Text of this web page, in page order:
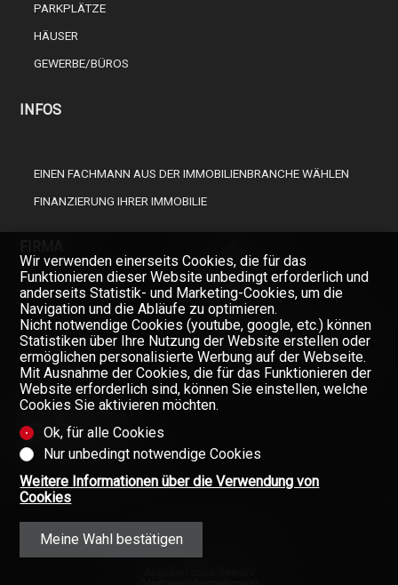
PARKPLÄTZE
HÄUSER
GEWERBE/BÜROS
INFOS
EINEN FACHMANN AUS DER IMMOBILIENBRANCHE WÄHLEN
FINANZIERUNG IHRER IMMOBILIE
TEAM
ÜBER UNS
GAZETTE
KONTAKT
Verpassen Sie keine Objekte,
melden Sie sich kostenlos an.
Newsletter
Wir verwenden einerseits Cookies, die für das
Funktionieren dieser Website unbedingt erforderlich und
anderseits Statistik- und Marketing-Cookies, um die
Navigation und die Abläufe zu optimieren.
Nicht notwendige Cookies (youtube, google, etc.) können
Statistiken über Ihre Nutzung der Website erstellen oder
ermöglichen personalisierte Werbung auf der Webseite.
Mit Ausnahme der Cookies, die für das Funktionieren der
Website erforderlich sind, können Sie einstellen, welche
Cookies Sie aktivieren möchten.
Ok, für alle Cookies
Nur unbedingt notwendige Cookies
Weitere Informationen über die Verwendung von
Cookies
Meine Wahl bestätigen